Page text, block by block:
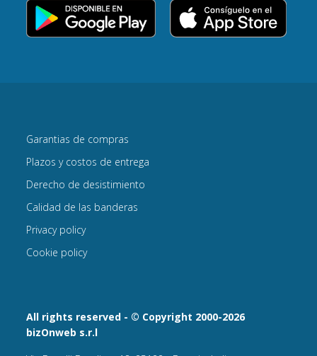
All rights reserved - © Copyright 2000-2026
bizOnweb s.r.l
Garantias de compras
Plazos y costos de entrega
Derecho de desistimiento
Calidad de las banderas
Privacy policy
Cookie policy